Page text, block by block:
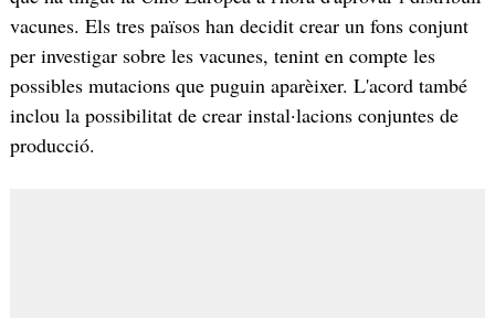
vacunes. Els tres països han decidit crear un fons conjunt
per investigar sobre les vacunes, tenint en compte les
possibles mutacions que puguin aparèixer. L'acord també
inclou la possibilitat de crear instal·lacions conjuntes de
producció.